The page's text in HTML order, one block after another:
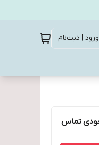
ورود | ثبت‌نام
تماس